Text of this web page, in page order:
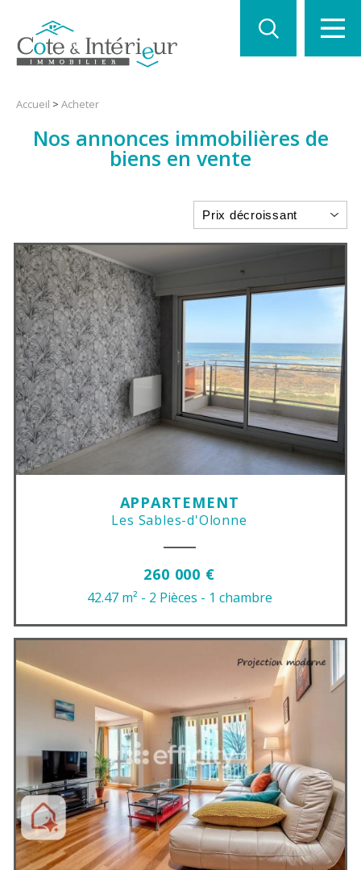
Accueil > Acheter
Nos annonces immobilières de
biens en vente
APPARTEMENT
Les Sables-d'Olonne
260 000 €
42.47 m² - 2 Pièces - 1 chambre